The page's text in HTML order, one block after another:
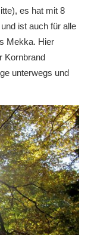
es hat mit 8
ist auch für alle
Mekka. Hier
Kornbrand
unterwegs und